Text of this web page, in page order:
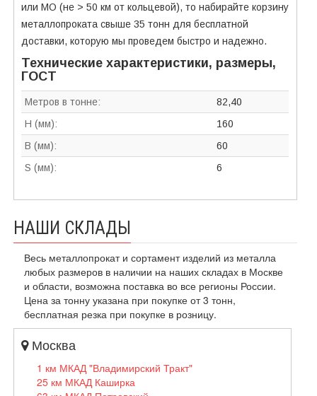
или МО (не > 50 км от кольцевой), то набирайте корзину
металлопроката свыше 35 тонн для бесплатной
доставки, которую мы проведем быстро и надежно.
Технические характеристики, размеры,
ГОСТ
Метров в тонне:
82,40
H (мм):
160
B (мм):
60
S (мм):
6
НАШИ СКЛАДЫ
Весь металлопрокат и сортамент изделий из металла
любых размеров в наличии на наших складах в Москве
и области, возможна поставка во все регионы России.
Цена за тонну указана при покупке от 3 тонн,
бесплатная резка при покупке в розницу.
Москва
1 км МКАД "Владимирский Тракт"
25 км МКАД Каширка